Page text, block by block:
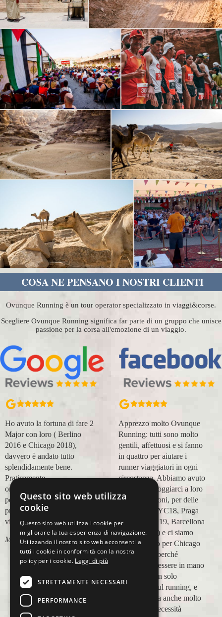
COSA NE PENSANO I NOSTRI CLIENTI
Ovunque Running è un tour operator specializzato in viaggi&corse.
Scegliere Ovunque Running significa far parte di un gruppo che unisce
passione per la corsa all'emozione di un viaggio.
di fare 2
Apprezzo molto Ovunque
Running: tutti sono molto
gentili, affettuosi e si fanno
in quattro per aiutare i
runner viaggiatori in ogni
circostanza. Abbiamo avuto
in più occasioni, per delle
19, Valencia 19, Barcellona
21, NYC 22) e ci siamo
affidati a loro per Chicago
23 (ottobre) perché
sappiamo di essere in mano
competenti sul running, e
sulle città, ma anche molto
Organizzazione
accompagnatori
(Massimo e
esperienza con
positiva! Alla
grazie!
Lara Buranti
Questo sito web utilizza
cookie
Questo sito web utilizza i cookie per
migliorare la tua esperienza di navigazione.
Utilizzando il nostro sito web acconsenti a
tutti i cookie in conformità con la nostra
policy per i cookie. Leggi di più
STRETTAMENTE NECESSARI
PERFORMANCE